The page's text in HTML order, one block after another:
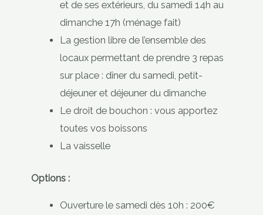
et de ses extérieurs, du samedi 14h au
dimanche 17h (ménage fait)
La gestion libre de l’ensemble des
locaux permettant de prendre 3 repas
sur place : dîner du samedi, petit-
déjeuner et déjeuner du dimanche
Le droit de bouchon : vous apportez
toutes vos boissons
La vaisselle
Options :
Ouverture le samedi dès 10h : 200€